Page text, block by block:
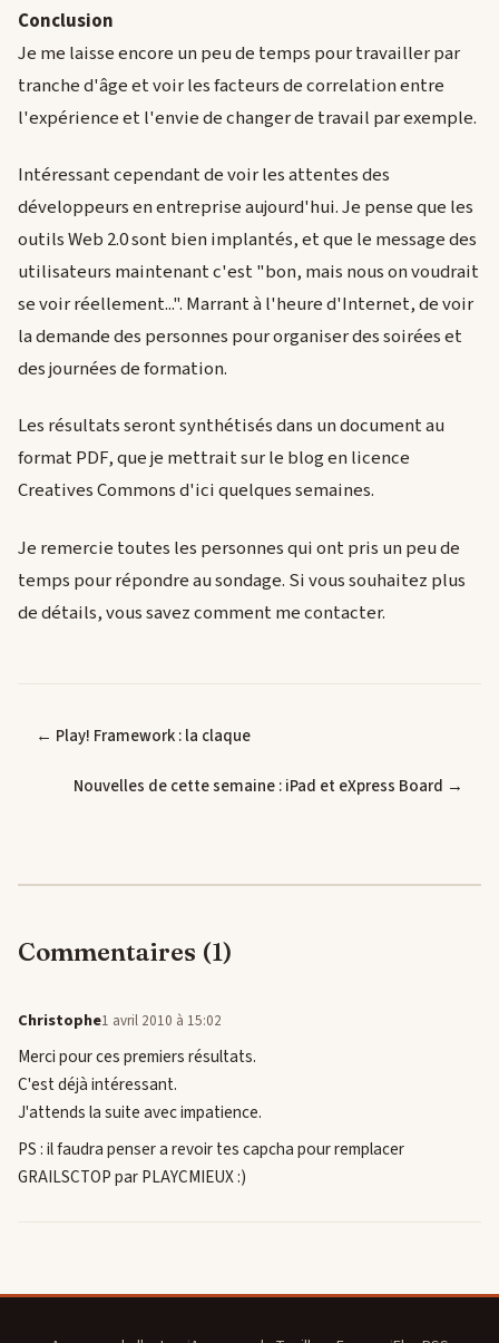
Conclusion
Je me laisse encore un peu de temps pour travailler par
tranche d'âge et voir les facteurs de correlation entre
l'expérience et l'envie de changer de travail par exemple.
Intéressant cependant de voir les attentes des
développeurs en entreprise aujourd'hui. Je pense que les
outils Web 2.0 sont bien implantés, et que le message des
utilisateurs maintenant c'est "bon, mais nous on voudrait
se voir réellement...". Marrant à l'heure d'Internet, de voir
la demande des personnes pour organiser des soirées et
des journées de formation.
Les résultats seront synthétisés dans un document au
format PDF, que je mettrait sur le blog en licence
Creatives Commons d'ici quelques semaines.
Je remercie toutes les personnes qui ont pris un peu de
temps pour répondre au sondage. Si vous souhaitez plus
de détails, vous savez comment me contacter.
← Play! Framework : la claque
Nouvelles de cette semaine : iPad et eXpress Board →
Commentaires (1)
Christophe1 avril 2010 à 15:02
Merci pour ces premiers résultats.
C'est déjà intéressant.
J'attends la suite avec impatience.
PS : il faudra penser a revoir tes capcha pour remplacer
GRAILSCTOP par PLAYCMIEUX :)